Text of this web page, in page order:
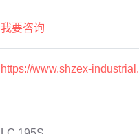
我要咨询
https://www.shzex-